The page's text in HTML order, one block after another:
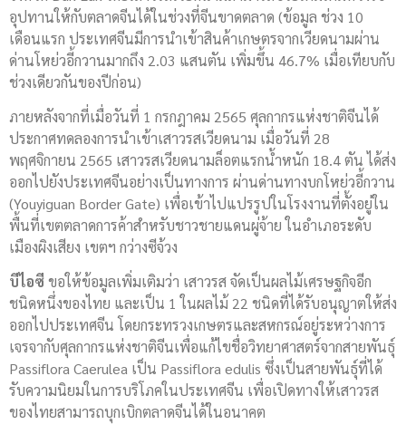
อุปทานให้กับตลาดจีนได้ในช่วงที่จีนขาดตลาด (ข้อมูล ช่วง 10
เดือนแรก ประเทศจีนมีการนำเข้าสินค้าเกษตรจากเวียดนามผ่าน
ด่านโหย่วอี้กวานมากถึง 2.03 แสนตัน เพิ่มขึ้น 46.7% เมื่อเทียบกับ
ช่วงเดียวกันของปีก่อน)
ภายหลังจากที่เมื่อวันที่ 1 กรกฎาคม 2565 ศุลกากรแห่งชาติจีนได้
ประกาศทดลองการนำเข้าเสาวรสเวียดนาม เมื่อวันที่ 28
พฤศจิกายน 2565 เสาวรสเวียดนามล็อตแรกน้ำหนัก 18.4 ตัน ได้ส่ง
ออกไปยังประเทศจีนอย่างเป็นทางการ ผ่านด่านทางบกโหย่วอี้กวาน
(Youyiguan Border Gate) เพื่อเข้าไปแปรรูปในโรงงานที่ตั้งอยู่ใน
พื้นที่เขตตลาดการค้าสำหรับชาวชายแดนผู่จ้าย ในอำเภอระดับ
เมืองผิงเสียง เขตฯ กว่างซีจ้วง
บีไอซีขอให้ข้อมูลเพิ่มเติมว่า เสาวรส จัดเป็นผลไม้เศรษฐกิจอีก
ชนิดหนึ่งของไทย และเป็น 1 ในผลไม้ 22 ชนิดที่ได้รับอนุญาตให้ส่ง
ออกไปประเทศจีน โดยกระทรวงเกษตรและสหกรณ์อยู่ระหว่างการ
เจรจากับศุลกากรแห่งชาติจีนเพื่อแก้ไขชื่อวิทยาศาสตร์จากสายพันธุ์
Passiflora Caerulea เป็น Passiflora edulis ซึ่งเป็นสายพันธุ์ที่ได้
รับความนิยมในการบริโภคในประเทศจีน เพื่อเปิดทางให้เสาวรส
ของไทยสามารถบุกเบิกตลาดจีนได้ในอนาคต